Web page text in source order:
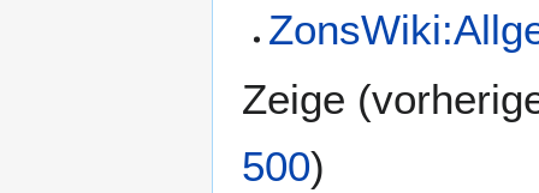
Zeige (
500)